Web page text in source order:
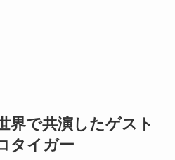
界で共演したゲスト
タイガー